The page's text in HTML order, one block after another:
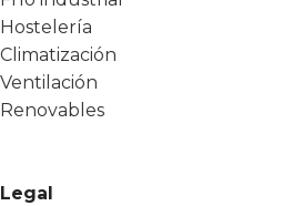
Hostelería
Climatización
Ventilación
Renovables
Legal